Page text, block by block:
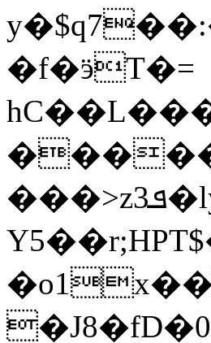
�f�ӭT�=
���>z3ܦ�ly�WU